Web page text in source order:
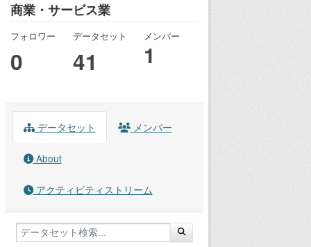
商業・サービス業
フォロワー
0
データセット
41
メンバー
1
データセット メンバー
About
アクティビティストリーム